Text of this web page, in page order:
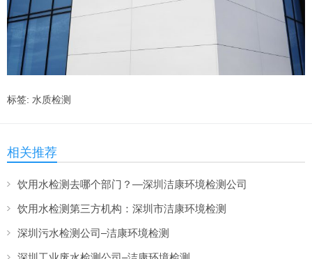
标签: 水质检测
相关推荐
饮用水检测去哪个部门？—深圳洁康环境检测公司
饮用水检测第三方机构：深圳市洁康环境检测
深圳污水检测公司–洁康环境检测